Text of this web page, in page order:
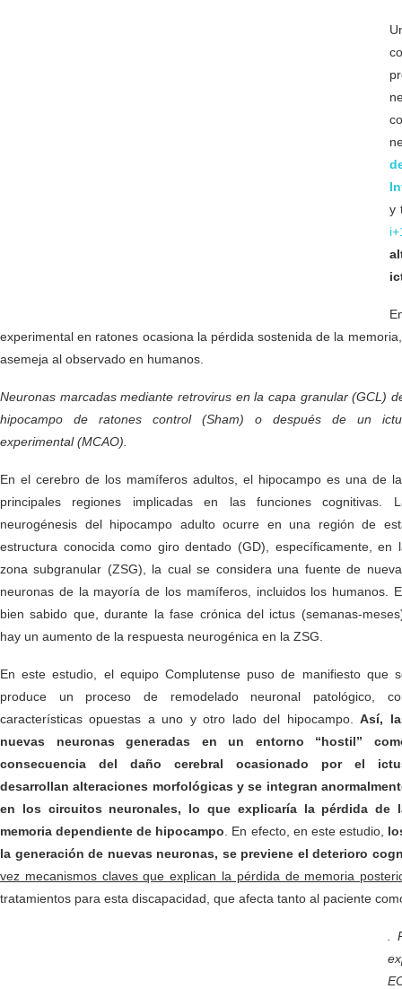
y
experimental en ratones ocasiona la pérdida sostenida de la
asemeja al observado en humanos.
Neuronas marcadas mediante retrovirus en la capa granular (GCL)
hipocampo de ratones control (Sham) o después de un
experimental (MCAO).
En el cerebro de los mamíferos adultos, el hipocampo es una de
principales regiones implicadas en las funciones cognitivas.
neurogénesis del hipocampo adulto ocurre en una región de
estructura conocida como giro dentado (GD), específicamente, en
zona subgranular (ZSG), la cual se considera una fuente de
neuronas de la mayoría de los mamíferos, incluidos los humanos.
bien sabido que, durante la fase crónica del ictus (semanas-
hay un aumento de la respuesta neurogénica en la ZSG.
En este estudio, el equipo Complutense puso de manifiesto que
produce un proceso de remodelado neuronal patológico,
características opuestas a uno y otro lado del hipocampo.Así,
nuevas neuronas generadas en un entorno “hostil”
consecuencia del daño cerebral ocasionado por el
desarrollan alteraciones morfológicas y se integran
en los circuitos neuronales, lo que explicaría la pérdida de
memoria dependiente de hipocampo . En efecto, en este estudio,
la generación de nuevas neuronas, se previene el deterioro
vez mecanismos claves que explican la pérdida de memoria
tratamientos para esta discapacidad, que afecta tanto al paciente
.